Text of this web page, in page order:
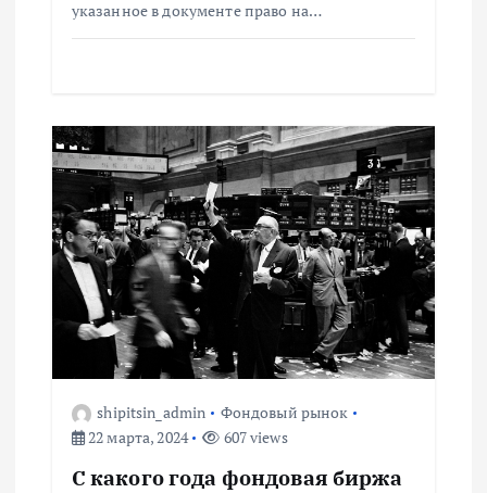
я
м
указанное в документе право на…
shipitsin_admin
Фондовый рынок
22 марта, 2024
607 views
С какого года фондовая биржа